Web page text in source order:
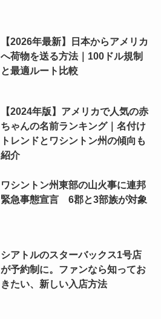
【2026年最新】日本からアメリカ
へ荷物を送る方法｜100ドル規制
と最適ルート比較
【2024年版】アメリカで人気の赤
ちゃんの名前ランキング｜名付け
トレンドとワシントン州の傾向も
紹介
ワシントン州東部の山火事に連邦
緊急事態宣言 6郡と3部族が対象
シアトルのスターバックス1号店
が予約制に。ファンなら知ってお
きたい、新しい入店方法